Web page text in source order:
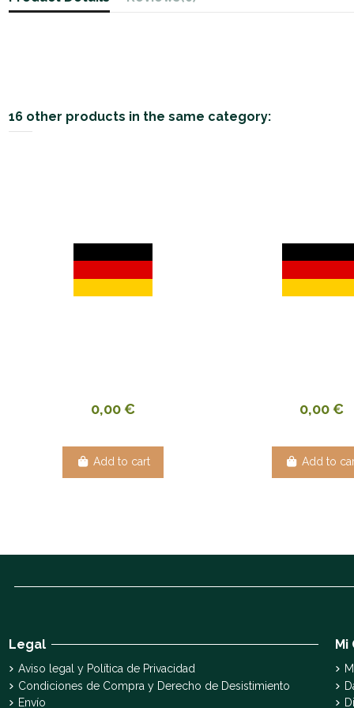
16 other products in the same category:
0,00 €
Add to cart
0,00 €
Add to
Legal
Aviso legal y Política de Privacidad
Condiciones de Compra y Derecho de Desistimiento
Envío
Mi